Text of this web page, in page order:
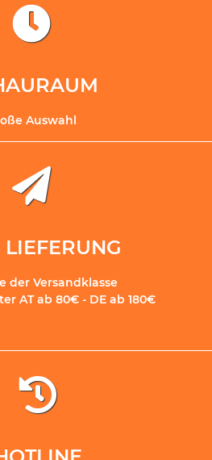
Auswahl
LIEFERUNG
der Versandklasse
AT ab 80€ - DE ab 180€